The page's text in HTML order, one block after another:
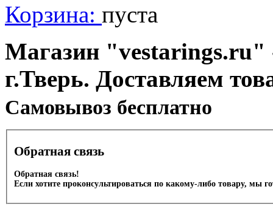
Корзина: пуста
Магазин "vestarings.ru"
г.Тверь. Доставляем
Cамовывоз бесплатно
Обратная связь
Обратная связь!
Если хотите проконсультироваться по какому-либо товару, мы